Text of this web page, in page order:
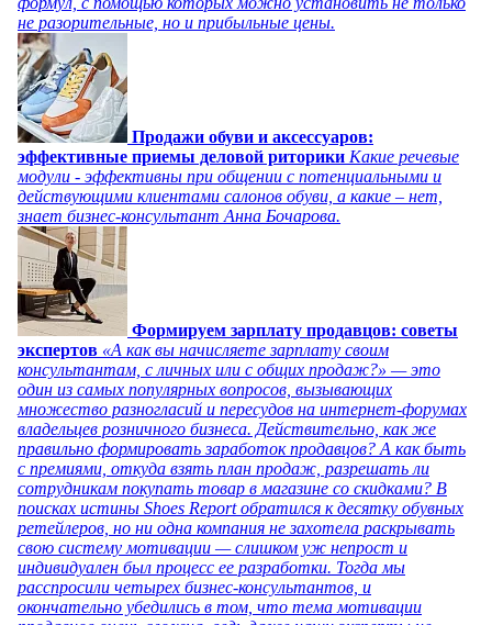
не разорительные, но и прибыльные цены.
Продажи обуви и аксессуаров:
эффективные приемы деловой риторики Какие речевые
модули - эффективны при общении с потенциальными и
действующими клиентами салонов обуви, а какие – нет,
знает бизнес-консультант Анна Бочарова.
Формируем зарплату продавцов: советы
экспертов «А как вы начисляете зарплату своим
консультантам, с личных или с общих продаж?» — это
один из самых популярных вопросов, вызывающих
множество разногласий и пересудов на интернет-форумах
владельцев розничного бизнеса. Действительно, как же
правильно формировать заработок продавцов? А как быть
с премиями, откуда взять план продаж, разрешать ли
сотрудникам покупать товар в магазине со скидками? В
поисках истины Shoes Report обратился к десятку обувных
ретейлеров, но ни одна компания не захотела раскрывать
свою систему мотивации — слишком уж непрост и
индивидуален был процесс ее разработки. Тогда мы
расспросили четырех бизнес-консультантов, и
окончательно убедились в том, что тема мотивации